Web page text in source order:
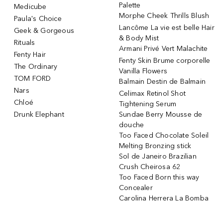
Medicube
Paula's Choice
Geek & Gorgeous
Rituals
Fenty Hair
The Ordinary
TOM FORD
Nars
Chloé
Drunk Elephant
Palette
Morphe Cheek Thrills Blush
Lancôme La vie est belle Hair
& Body Mist
Armani Privé Vert Malachite
Fenty Skin Brume corporelle
Vanilla Flowers
Balmain Destin de Balmain
Celimax Retinol Shot
Tightening Serum
Sundae Berry Mousse de
douche
Too Faced Chocolate Soleil
Melting Bronzing stick
Sol de Janeiro Brazilian
Crush Cheirosa 62
Too Faced Born this way
Concealer
Carolina Herrera La Bomba